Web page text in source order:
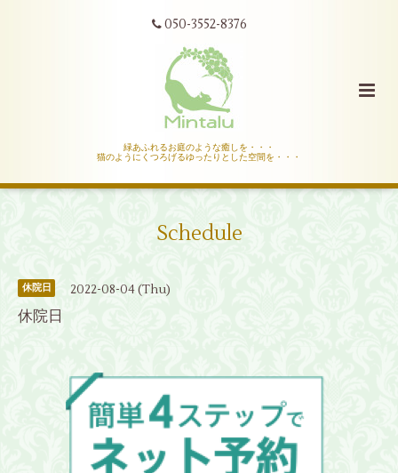
050-3552-8376
緑あふれるお庭のような癒しを・・・
猫のようにくつろげるゆったりとした空間を・・・
Schedule
休院日 2022-08-04 (Thu)
休院日